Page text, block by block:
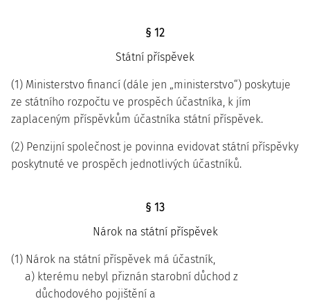
§ 12
Státní příspěvek
(1) Ministerstvo financí (dále jen „ministerstvo“) poskytuje
ze státního rozpočtu ve prospěch účastníka, k jím
zaplaceným příspěvkům účastníka státní příspěvek.
(2) Penzijní společnost je povinna evidovat státní příspěvky
poskytnuté ve prospěch jednotlivých účastníků.
§ 13
Nárok na státní příspěvek
(1) Nárok na státní příspěvek má účastník,
a) kterému nebyl přiznán starobní důchod z
důchodového pojištění a